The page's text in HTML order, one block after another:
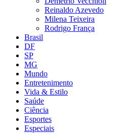
Reinaldo Azevedo
Milena Teixeira
Rodrigo França
Brasil
DF
SP
MG
Mundo
Entretenimento
Vida & Estilo
Saúde
Ciência
Esportes
Especiais